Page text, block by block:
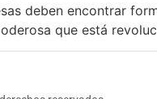
deben encontrar
que está